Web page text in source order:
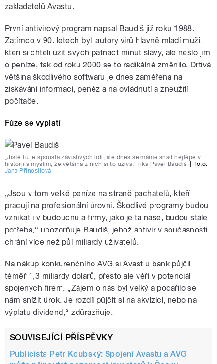
zakladatelů Avastu.
První antivirový program napsal Baudiš již roku 1988.
Zatímco v 90. letech byli autory virů hlavně mladí muži,
kteří si chtěli užít svých patnáct minut slávy, ale nešlo jim
o peníze, tak od roku 2000 se to radikálně změnilo. Drtivá
většina škodlivého softwaru je dnes zaměřena na
získávání informací, peněz a na ovládnutí a zneužití
počítače.
Fúze se vyplatí
„Jistě tu je spousta závistivých lidí, ale dnes se máme snad nejlépe v
historii a myslím, že většina z nich si to užívá,“ říká Pavel Baudiš
foto:
Jana Přinosilová
„Jsou v tom velké peníze na straně pachatelů, kteří
pracují na profesionální úrovni. Škodlivé programy budou
vznikat i v budoucnu a firmy, jako je ta naše, budou stále
potřeba,“ upozorňuje Baudiš, jehož antivir v současnosti
chrání více než půl miliardy uživatelů.
Na nákup konkurenčního AVG si Avast u bank půjčil
téměř 1,3 miliardy dolarů, přesto ale věří v potenciál
spojených firem. „Zájem o nás byl velký a podařilo se
nám snížit úrok. Je rozdíl půjčit si na akvizici, nebo na
výplatu dividend,“ zdůrazňuje.
SOUVISEJÍCÍ PŘÍSPĚVKY
Publicista Petr Koubský: Spojení Avastu a AVG